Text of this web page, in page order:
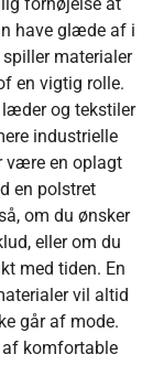
have glæde af i
materialer
en vigtig rolle.
og tekstiler
industrielle
være en oplagt
en polstret
om du ønsker
eller om du
med tiden. En
vil altid
går af mode.
komfortable